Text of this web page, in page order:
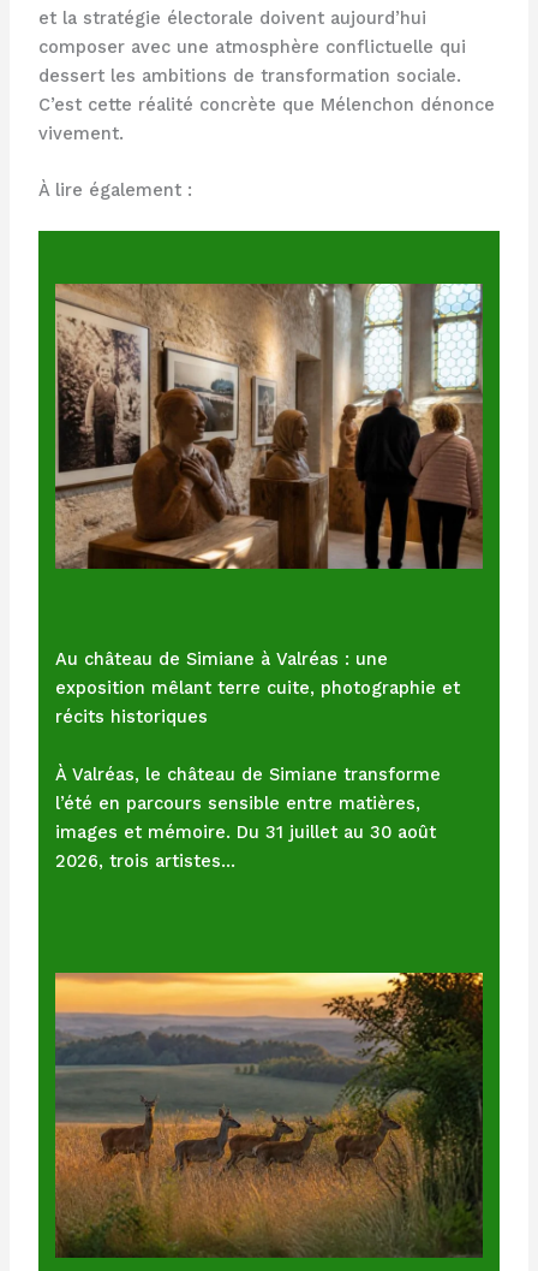
et la stratégie électorale doivent aujourd’hui
composer avec une atmosphère conflictuelle qui
dessert les ambitions de transformation sociale.
C’est cette réalité concrète que Mélenchon dénonce
vivement.
À lire également :
Au château de Simiane à Valréas : une
exposition mêlant terre cuite, photographie et
récits historiques
À Valréas, le château de Simiane transforme
l’été en parcours sensible entre matières,
images et mémoire. Du 31 juillet au 30 août
2026, trois artistes…